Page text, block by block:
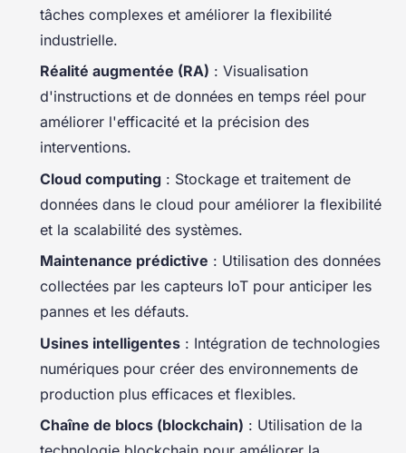
tâches complexes et améliorer la flexibilité
industrielle.
Réalité augmentée (RA) : Visualisation
d'instructions et de données en temps réel pour
améliorer l'efficacité et la précision des
interventions.
Cloud computing : Stockage et traitement de
données dans le cloud pour améliorer la flexibilité
et la scalabilité des systèmes.
Maintenance prédictive : Utilisation des données
collectées par les capteurs IoT pour anticiper les
pannes et les défauts.
Usines intelligentes : Intégration de technologies
numériques pour créer des environnements de
production plus efficaces et flexibles.
Chaîne de blocs (blockchain) : Utilisation de la